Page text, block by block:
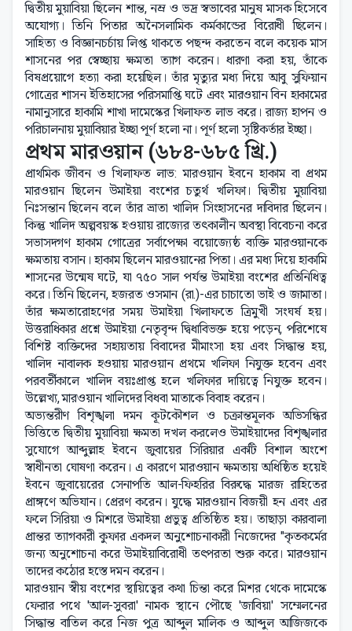
দ্বিতীয় মুয়াবিয়া ছিলেন শান্ত, নম্র ও ভদ্র স্বভাবের মানুষ মাসক হিসেবে
অযোগ্য। তিনি পিতার অনৈসলামিক কর্মকান্ডের বিরোধী ছিলেন।
সাহিত্য ও বিজ্ঞানচর্চায় লিপ্ত থাকতে পছন্দ করতেন বলে কয়েক মাস
শাসনের পর স্বেচ্ছায় ক্ষমতা ত্যাগ করেন। ধারণা করা হয়, তাঁকে
বিষপ্রয়োগে হত্যা করা হয়েছিল। তাঁর মৃত্যুর মধ্য দিয়ে আবু সুফিয়ান
গোত্রের শাসন ইতিহাসের পরিসমাপ্তি ঘটে এবং মারওয়ান বিন হাকামের
নামানুসারে হাকামি শাখা দামেস্কের খিলাফত লাভ করে। রাজ্য হাপন ও
পরিচালনায় মুয়াবিয়ার ইচ্ছা পূর্ণ হলো না। পূর্ণ হলো সৃষ্টিকর্তার ইচ্ছা।
প্রথম মারওয়ান (৬৮৪-৬৮৫ খ্রি.)
প্রাথমিক জীবন ও খিলাফত লাভ: মারওয়ান ইবনে হাকাম বা প্রথম
মারওয়ান ছিলেন উমাইয়া বংশের চতুর্থ খলিফা। দ্বিতীয় মুয়াবিয়া
নিঃসন্তান ছিলেন বলে তাঁর ভ্রাতা খালিদ সিংহাসনের দাবিদার ছিলেন।
কিন্তু খালিদ অল্পবয়স্ক হওয়ায় রাজ্যের তৎকালীন অবস্থা বিবেচনা করে
সভাসদগণ হাকাম গোত্রের সর্বাপেক্ষা বয়োজ্যেষ্ঠ ব্যক্তি মারওয়ানকে
ক্ষমতায় বসান। হাকাম ছিলেন মারওয়ানের পিতা। এর মধ্য দিয়ে হাকামি
শাসনের উন্মেষ ঘটে, যা ৭৫০ সাল পর্যন্ত উমাইয়া বংশের প্রতিনিধিত্ব
করে। তিনি ছিলেন, হজরত ওসমান (রা.)-এর চাচাতো ভাই ও জামাতা।
তাঁর ক্ষমতারোহণের সময় উমাইয়া খিলাফতে ত্রিমুখী সংঘর্ষ হয়।
উত্তরাধিকার প্রশ্নে উমাইয়া নেতৃবৃন্দ দ্বিধাবিভক্ত হয়ে পড়েন, পরিশেষে
বিশিষ্ট ব্যক্তিদের সহায়তায় বিবাদের মীমাংসা হয় এবং সিদ্ধান্ত হয়,
খালিদ নাবালক হওয়ায় মারওয়ান প্রথমে খলিফা নিযুক্ত হবেন এবং
পরবর্তীকালে খালিদ বয়ঃপ্রাপ্ত হলে খলিফার দায়িত্বে নিযুক্ত হবেন।
উল্লেখ্য, মারওয়ান খালিদের বিধবা মাতাকে বিবাহ করেন।
অভ্যন্তরীণ বিশৃঙ্খলা দমন কূটকৌশল ও চক্রান্তমূলক অভিসন্ধির
ভিত্তিতে দ্বিতীয় মুয়াবিয়া ক্ষমতা দখল করলেও উমাইয়াদের বিশৃঙ্খলার
সুযোগে আব্দুল্লাহ ইবনে জুবায়ের সিরিয়ার একটি বিশাল অংশে
স্বাধীনতা ঘোষণা করেন। এ কারণে মারওয়ান ক্ষমতায় অধিষ্ঠিত হয়েই
ইবনে জুবায়েরের সেনাপতি আল-ফিহরির বিরুদ্ধে মারজ রাহিতের
প্রাঙ্গণে অভিযান। প্রেরণ করেন। যুদ্ধে মারওয়ান বিজয়ী হন এবং এর
ফলে সিরিয়া ও মিশরে উমাইয়া প্রভুত্ব প্রতিষ্ঠিত হয়। তাছাড়া কারবালা
প্রান্তর ত্যাগকারী কুফার একদল অনুশোচনাকারী নিজেদের "কৃতকর্মের
জন্য অনুশোচনা করে উমাইয়াবিরোধী তৎপরতা শুরু করে। মারওয়ান
তাদের কঠোর হস্তে দমন করেন।
মারওয়ান স্বীয় বংশের স্থায়িত্বের কথা চিন্তা করে মিশর থেকে দামেস্কে
ফেরার পথে 'আল-সুবরা' নামক স্থানে পৌছে 'জাবিয়া' সম্মেলনের
সিদ্ধান্ত বাতিল করে নিজ পুত্র আব্দুল মালিক ও আব্দুল আজিজকে